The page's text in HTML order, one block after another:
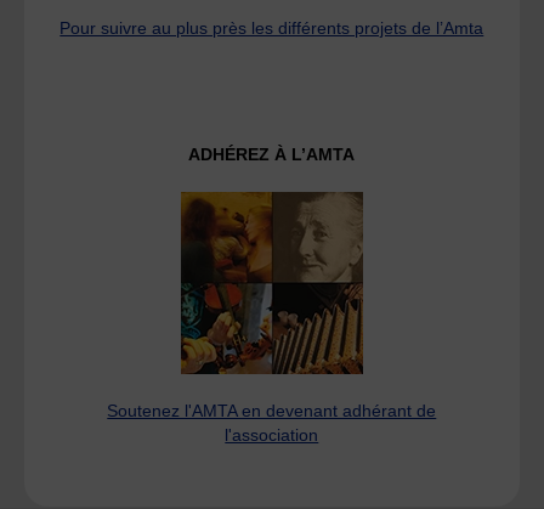
Pour suivre au plus près les différents projets de l’Amta
ADHÉREZ À L’AMTA
Soutenez l'AMTA en devenant adhérant de
l'association